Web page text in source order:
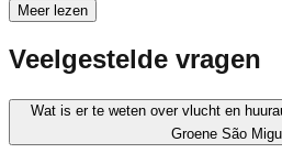
Meer lezen
Veelgestelde vragen
Wat is er te weten over vlucht en
Groene São